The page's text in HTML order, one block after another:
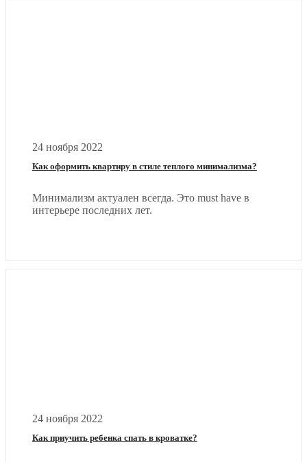
24 ноября 2022
Как оформить квартиру в стиле теплого минимализма?
Минимализм актуален всегда. Это must have в
интерьере последних лет.
24 ноября 2022
Как приучить ребенка спать в кроватке?